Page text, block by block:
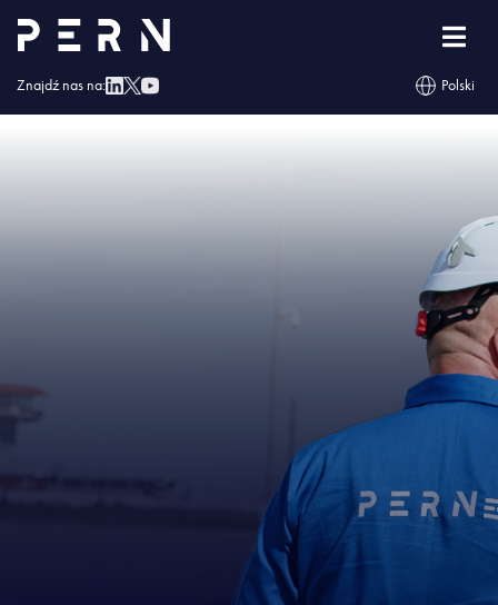
Znajdź nas na: Polski
Strona główna »Naftor otrzymał Świadectwo Bezpieczeństwa Przemysłowego